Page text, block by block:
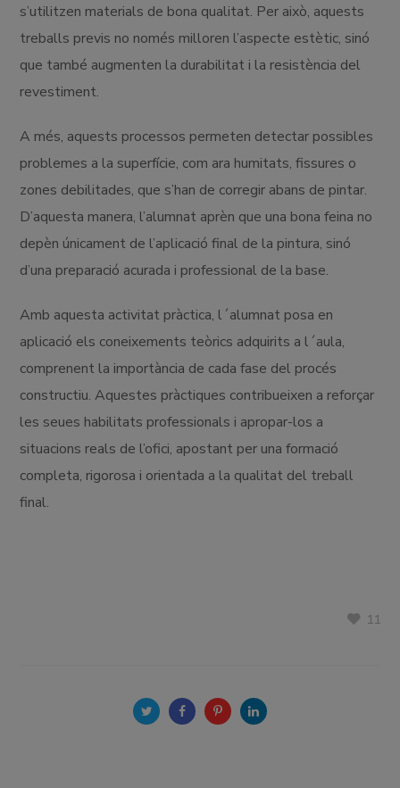
s’utilitzen materials de bona qualitat. Per això, aquests
treballs previs no només milloren l’aspecte estètic, sinó
que també augmenten la durabilitat i la resistència del
revestiment.
A més, aquests processos permeten detectar possibles
problemes a la superfície, com ara humitats, fissures o
zones debilitades, que s’han de corregir abans de pintar.
D’aquesta manera, l’alumnat aprèn que una bona feina no
depèn únicament de l’aplicació final de la pintura, sinó
d’una preparació acurada i professional de la base.
Amb aquesta activitat pràctica, l´alumnat posa en
aplicació els coneixements teòrics adquirits a l´aula,
comprenent la importància de cada fase del procés
constructiu. Aquestes pràctiques contribueixen a reforçar
les seues habilitats professionals i apropar-los a
situacions reals de l’ofici, apostant per una formació
completa, rigorosa i orientada a la qualitat del treball
final.
11